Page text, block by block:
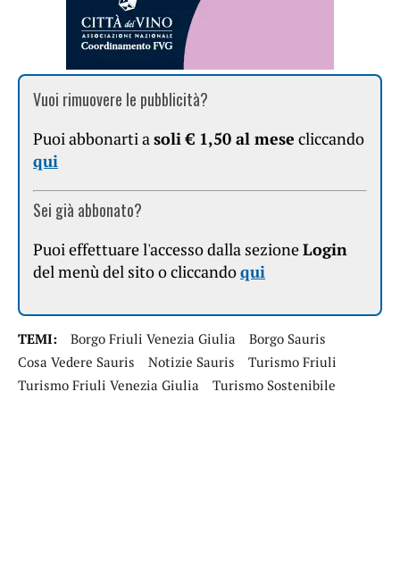
Vuoi rimuovere le pubblicità?
Puoi abbonarti a soli € 1,50 al mese cliccando
qui
Sei già abbonato?
Puoi effettuare l'accesso dalla sezioneLogin
del menù del sito o cliccandoqui
TEMI: Borgo Friuli Venezia Giulia
Borgo Sauris
Cosa Vedere Sauris
Notizie Sauris
Turismo Friuli
Turismo Friuli Venezia Giulia
Turismo Sostenibile